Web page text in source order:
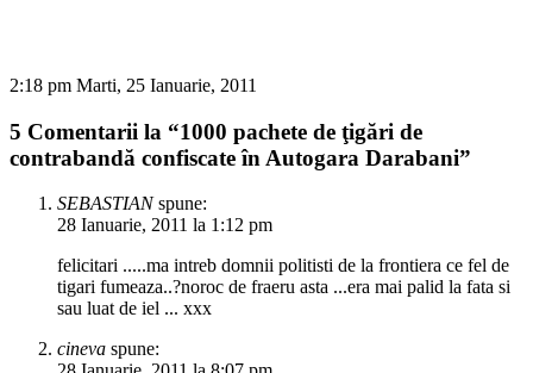
2:18 pm Marti, 25 Ianuarie, 2011
5 Comentarii la “1000 pachete de ţigări de
contrabandă confiscate în Autogara Darabani”
SEBASTIAN spune:
28 Ianuarie, 2011 la 1:12 pm
felicitari .....ma intreb domnii politisti de la frontiera ce fel de
tigari fumeaza..?noroc de fraeru asta ...era mai palid la fata si
sau luat de iel ... xxx
cineva spune: